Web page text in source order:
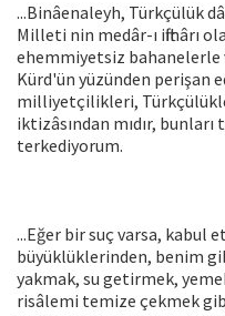
...Binâenaleyh, Türkçülük
Milleti nin medâr-ı iftihârı
ehemmiyetsiz
Kürd'ün yüzünden perişan
milliyetçilikleri,
iktizâsından mıdır, bunları
terkediyorum.
...Eğer bir suç varsa, kabul
büyüklüklerinden, benim
yakmak, su getirmek,
risâlemi temize çekmek